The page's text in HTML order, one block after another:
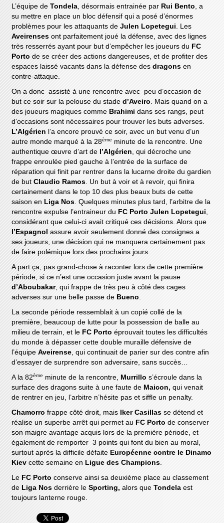
L’équipe deTondela , désormais entrainée par Rui Bento , a
su mettre en place un bloc défensif qui a posé d’énormes
problèmes pour les attaquants deJulen Lopetegui . Les
Aveirenses ont parfaitement joué la défense, avec des lignes
très resserrés ayant pour but d’empêcher les joueurs du FC
Portode se créer des actions dangereuses, et de profiter des
espaces laissé vacants dans la défense desdragonsen
contre-attaque.
On a donc assisté à une rencontre avec peu d’occasion de
but ce soir sur la pelouse du staded’Aveiro . Mais quand on a
des joueurs magiques commeBrahimidans ses rangs, peut
d’occasions sont nécessaires pour trouver les buts adverses.
L’Algérien l’a encore prouvé ce soir, avec un but venu d’un
autre monde marqué à la 28ème minute de la rencontre. Une
authentique œuvre d’art de l’Algérien , qui décroche une
frappe enroulée pied gauche à l’entrée de la surface de
réparation qui finit par rentrer dans la lucarne droite du gardien
de butClaudio Ramos . Un but à voir et à revoir, qui finira
certainement dans le top 10 des plus beaux buts de cette
saison en Liga Nos . Quelques minutes plus tard, l’arbitre de la
rencontre expulse l’entraineur du FC Porto Julen Lopetegui
considérant que celui-ci avait critiqué ces décisions. Alors que
l’Espagnolassure avoir seulement donné des consignes a
ses joueurs, une décision qui ne manquera certainement pas
de faire polémique lors des prochains jours.
A part ça, pas grand-chose à raconter lors de cette première
période, si ce n’est une occasion juste avant la pause
d’Aboubakar, qui frappe de très peu à côté des cages
adverses sur une belle passe deBueno
La seconde période ressemblait à un copié collé de la
première, beaucoup de lutte pour la possession de balle au
milieu de terrain, et le FC Porto éprouvait toutes les difficultés
du monde à dépasser cette double muraille défensive de
l’équipeAveirense , qui continuait de parier sur des contre afin
d’essayer de surprendre son adversaire, sans succès…
A la 82ème minute de la rencontre,Murrillos’écroule dans la
surface des dragons suite à une faute deMaicon,qui venait
de rentrer en jeu, l’arbitre n’hésite pas et siffle un penalty.
Chamorrofrappe côté droit, maisIker Casillas se détend et
réalise un superbe arrêt qui permet auFC Porto de conserver
son maigre avantage acquis lors de la première période, et
également de remporter 3 points qui font du bien au moral,
surtout après la difficile défaiteEuropéenne contre le Dinamo
Kievcette semaine enLigue des Champions
LeFC Porto conserve ainsi sa deuxième place au classement
deLiga Nos derrière leSporting, alors que Tondelaest
toujours lanterne rouge.